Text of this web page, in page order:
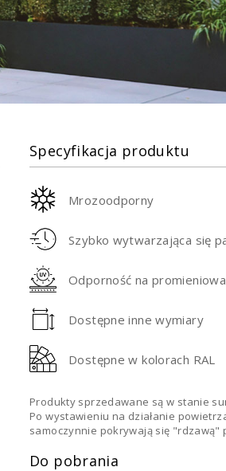
Specyfikacja produktu
Mrozoodporny
Szybko wytwarzająca się
Odporność na
Dostępne inne wymiary
Dostępne w kolorach RAL
Produkty sprzedawane są w stanie
Po wystawieniu na działanie
samoczynnie pokrywają się "rdzawą"
Do pobrania